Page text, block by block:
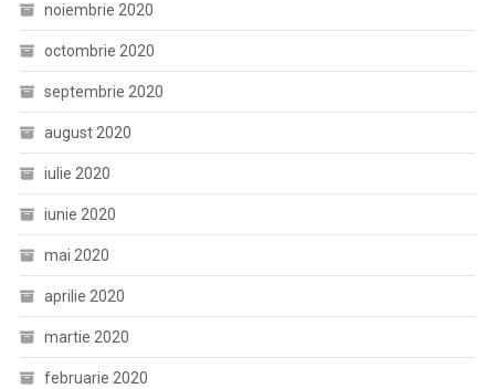
noiembrie 2020
octombrie 2020
septembrie 2020
august 2020
iulie 2020
iunie 2020
mai 2020
aprilie 2020
martie 2020
februarie 2020